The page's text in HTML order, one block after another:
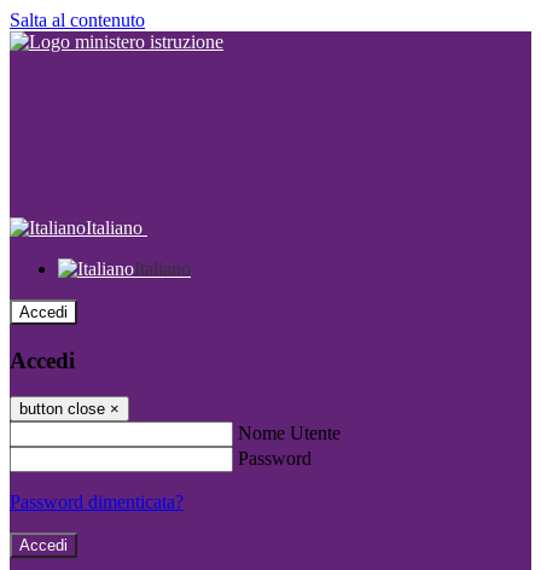
Salta al contenuto
Italiano
Italiano
Accedi
Accedi
button close ×
Nome Utente
Password
Password dimenticata?